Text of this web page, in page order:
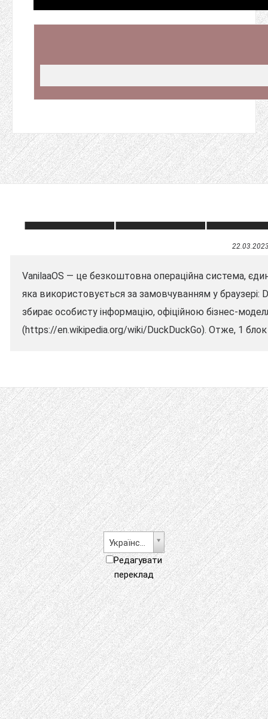
VanilaaOS — це безкоштовна операційна система,
яка використовується за замовчуванням у
збирає особисту інформацію, офіційною бізнес-
(https://en.wikipedia.org/wiki/DuckDuckGo). Отже, 1 блок
Українська
Редагувати
переклад